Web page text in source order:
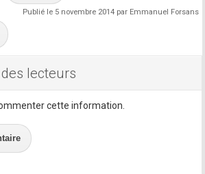
Publié le 5 novembre 2014 par Emmanuel Forsans
lecteurs
cette information.